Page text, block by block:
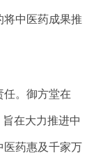
将中医药成果推
任。御方堂在
在大力推进中
医药惠及千家万